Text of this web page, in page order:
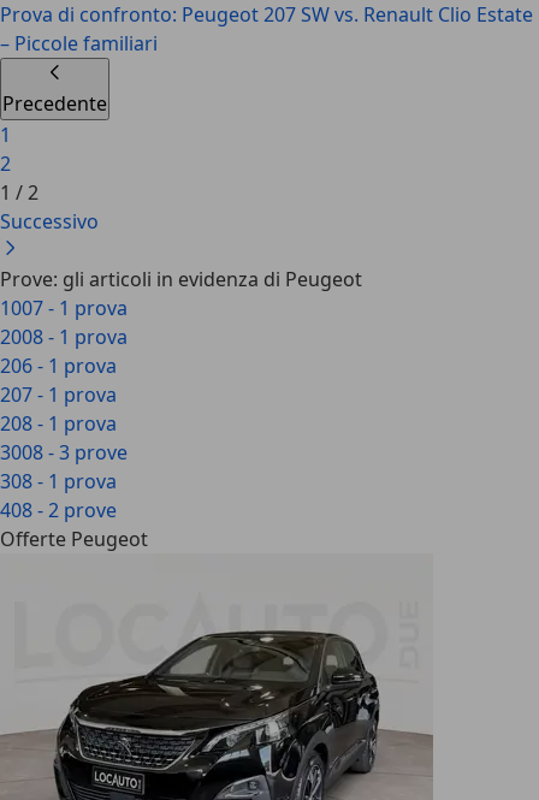
Prova di confronto: Peugeot 207 SW vs. Renault Clio Estate
– Piccole familiari
Precedente
1
2
1 /2
Successivo
Prove: gli articoli in evidenza di Peugeot
1007 - 1 prova
2008 - 1 prova
206 - 1 prova
207 - 1 prova
208 - 1 prova
3008 - 3 prove
308 - 1 prova
408 - 2 prove
Offerte Peugeot